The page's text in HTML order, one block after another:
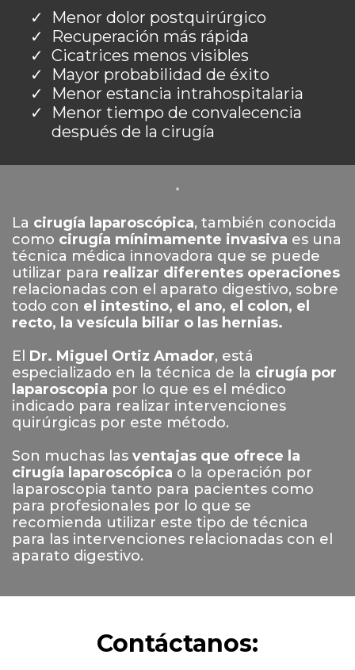
Menor dolor postquirúrgico
Recuperación más rápida
Cicatrices menos visibles
​Mayor probabilidad de éxito
​Menor estancia intrahospitalaria
​Menor tiempo de convalecencia
después de la cirugía
La cirugía laparoscópica, también conocida
como cirugía mínimamente invasiva es una
técnica médica innovadora que se puede
utilizar para realizar diferentes operaciones
relacionadas con el aparato digestivo, sobre
todo con el intestino, el ano, el colon, el
recto, la vesícula biliar o las hernias.
El Dr. Miguel Ortiz Amador, está
especializado en la técnica de la cirugía por
laparoscopia por lo que es el médico
indicado para realizar intervenciones
quirúrgicas por este método.
Son muchas las ventajas que ofrece la
cirugía laparoscópica o la operación por
laparoscopia tanto para pacientes como
para profesionales por lo que se
recomienda utilizar este tipo de técnica
para las intervenciones relacionadas con el
aparato digestivo.
Contáctanos: